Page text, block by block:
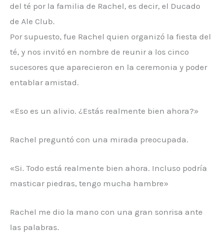
del té por la familia de Rachel, es decir, el Ducado
de Ale Club.
Por supuesto, fue Rachel quien organizó la fiesta del
té, y nos invitó en nombre de reunir a los cinco
sucesores que aparecieron en la ceremonia y poder
entablar amistad.
«Eso es un alivio. ¿Estás realmente bien ahora?»
Rachel preguntó con una mirada preocupada.
«Si. Todo está realmente bien ahora. Incluso podría
masticar piedras, tengo mucha hambre»
Rachel me dio la mano con una gran sonrisa ante
las palabras.